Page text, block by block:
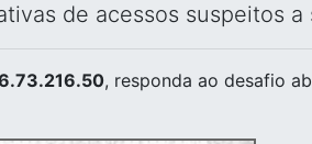
de acessos suspeitos
, responda ao desafio